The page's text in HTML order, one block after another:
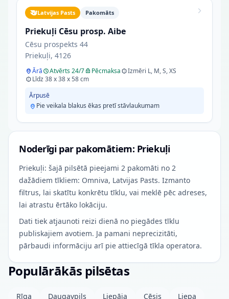
Latvijas Pasts Pakomāts
Priekuļi Cēsu prosp. Aibe
Cēsu prospekts 44
Priekuļi, 4126
Ārā Atvērts 24/7 Pēcmaksa
Izmēri L, M, S, XS
Līdz 38 x 38 x 58 cm
Ārpusē
Pie veikala blakus ēkas pretī stāvlaukumam
Noderīgi par pakomātiem: Priekuļi
Priekuļi: šajā pilsētā pieejami 2 pakomāti no 2
dažādiem tīkliem: Omniva, Latvijas Pasts. Izmanto
filtrus, lai skatītu konkrētu tīklu, vai meklē pēc adreses,
lai atrastu ērtāko lokāciju.
Dati tiek atjaunoti reizi dienā no piegādes tīklu
publiskajiem avotiem. Ja pamani neprecizitāti,
pārbaudi informāciju arī pie attiecīgā tīkla operatora.
Populārākās pilsētas
Rīga Daugavpils Liepāja Cēsis Liepa